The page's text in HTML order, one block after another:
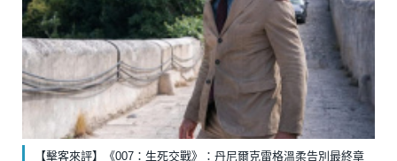
【擊客來評】《007：生死交戰》：丹尼爾克雷格溫柔告別最終章